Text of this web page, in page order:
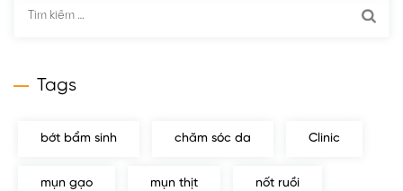
Tags
bớt bẩm sinh chăm sóc da Clinic
mụn gạo mụn thịt nốt ruồi